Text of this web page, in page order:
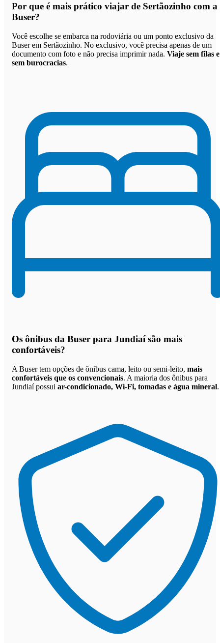
Por que é mais prático viajar de Sertãozinho com a
Buser?
Você escolhe se embarca na rodoviária ou um ponto exclusivo da
Buser em Sertãozinho. No exclusivo, você precisa apenas de um
documento com foto e não precisa imprimir nada. Viaje sem filas e
sem burocracias.
Os ônibus da Buser para Jundiaí são mais
confortáveis?
A Buser tem opções de ônibus cama, leito ou semi-leito, mais
confortáveis que os convencionais. A maioria dos ônibus para
Jundiaí possui ar-condicionado, Wi-Fi, tomadas e água mineral.